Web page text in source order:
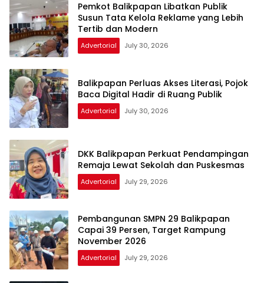
Pemkot Balikpapan Libatkan Publik
Susun Tata Kelola Reklame yang Lebih
Tertib dan Modern
Advertorial July 30, 2026
Balikpapan Perluas Akses Literasi, Pojok
Baca Digital Hadir di Ruang Publik
Advertorial July 30, 2026
DKK Balikpapan Perkuat Pendampingan
Remaja Lewat Sekolah dan Puskesmas
Advertorial July 29, 2026
Pembangunan SMPN 29 Balikpapan
Capai 39 Persen, Target Rampung
November 2026
Advertorial July 29, 2026